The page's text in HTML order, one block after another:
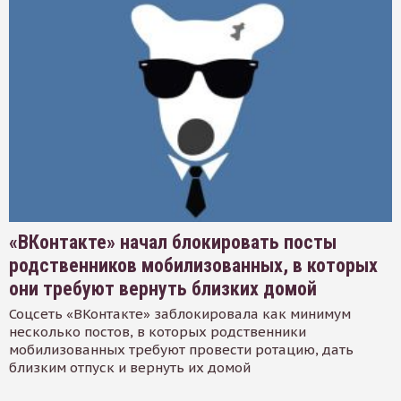
«ВКонтакте» начал блокировать посты
родственников мобилизованных, в которых
они требуют вернуть близких домой
Соцсеть «ВКонтакте» заблокировала как минимум
несколько постов, в которых родственники
мобилизованных требуют провести ротацию, дать
близким отпуск и вернуть их домой